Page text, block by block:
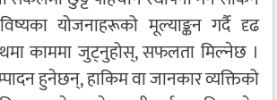
योजनाहरूको मूल्याङ्कन गर्दै दृढ
काममा जुट्नुहोस्, सफलता मिल्नेछ ।
हुनेछन्, हाकिम वा जानकार व्यक्तिको